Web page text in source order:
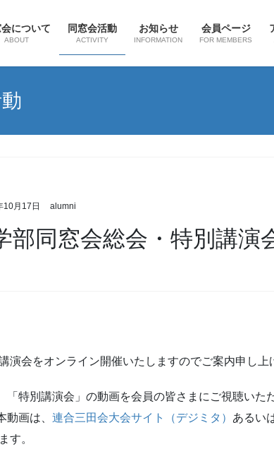
会について
ABOUT
同窓会活動
ACTIVITY
お知らせ
INFORMATION
会員ページ
FOR MEMBERS
10月17日 alumni
部同窓会総会・特別講演
演会をオンライン開催いたしますのでご案内申し上
「特別講演会」の動画を会員の皆さまにご視聴いた
画は、 連合三田会大会サイト（デジミタ） あるい
す。